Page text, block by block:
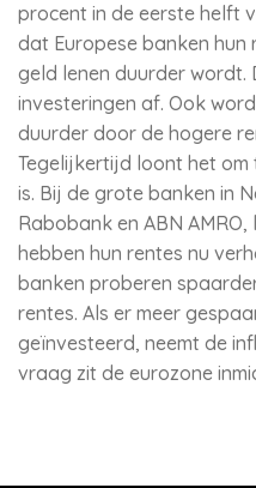
procent in de eerste helft
dat Europese banken
geld lenen duurder wordt.
investeringen af. Ook
duurder door de hogere
Tegelijkertijd loont het
is. Bij de grote banken in
Rabobank en ABN
hebben hun rentes nu
banken proberen
rentes. Als er meer
geïnvesteerd, neemt de
vraag zit de eurozone